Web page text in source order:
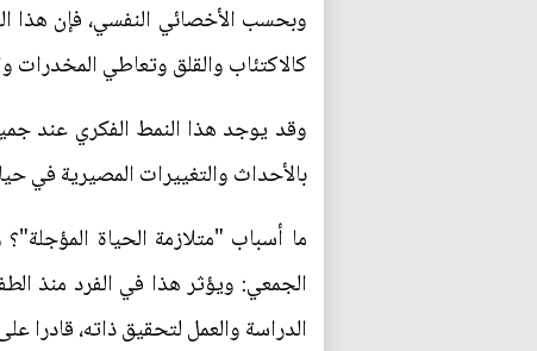
وبحسب الأخصائي النفسي، فإن هذا
كالاكتئاب والقلق وتعاطي المخدرات
بالأحداث والتغييرات المصيرية في
ما أسباب "متلازمة الحياة
الجمعي: ويؤثر هذا في الفرد منذ
الدراسة والعمل لتحقيق ذاته، قادرا